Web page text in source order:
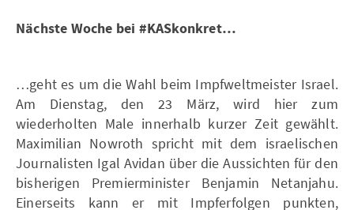
Nächste Woche bei #KASkonkret…
…geht es um die Wahl beim Impfweltmeister Israel.
Am Dienstag, den 23 März, wird hier zum
wiederholten Male innerhalb kurzer Zeit gewählt.
Maximilian Nowroth spricht mit dem israelischen
Journalisten Igal Avidan über die Aussichten für den
bisherigen Premierminister Benjamin Netanjahu.
Einerseits kann er mit Impferfolgen punkten,